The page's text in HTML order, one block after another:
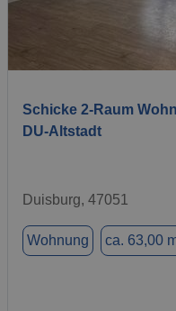
Schicke 2-Raum
DU-Altstadt
Duisburg, 47051
Wohnung ca. 63,00